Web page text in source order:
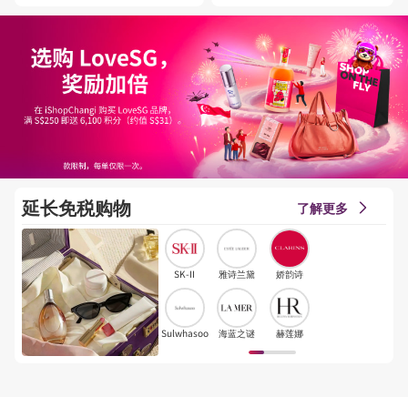
延长免税购物 了解更多
SK-II 雅诗兰黛 娇韵诗
Sulwhasoo 海蓝之谜 赫莲娜